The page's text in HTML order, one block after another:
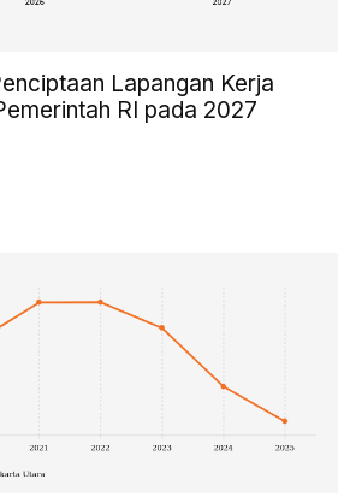
Lapangan Kerja
RI pada 2027